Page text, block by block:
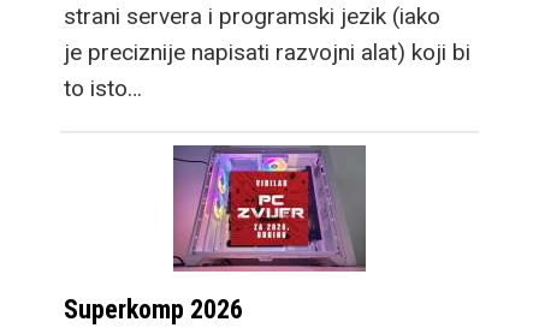
strani servera i programski jezik (iako
je preciznije napisati razvojni alat) koji bi
to isto…
Superkomp 2026